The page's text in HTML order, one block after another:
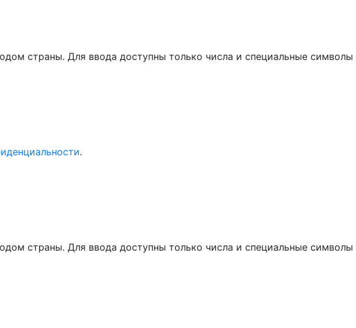
страны. Для ввода доступны только числа и специальные символы
.
страны. Для ввода доступны только числа и специальные символы